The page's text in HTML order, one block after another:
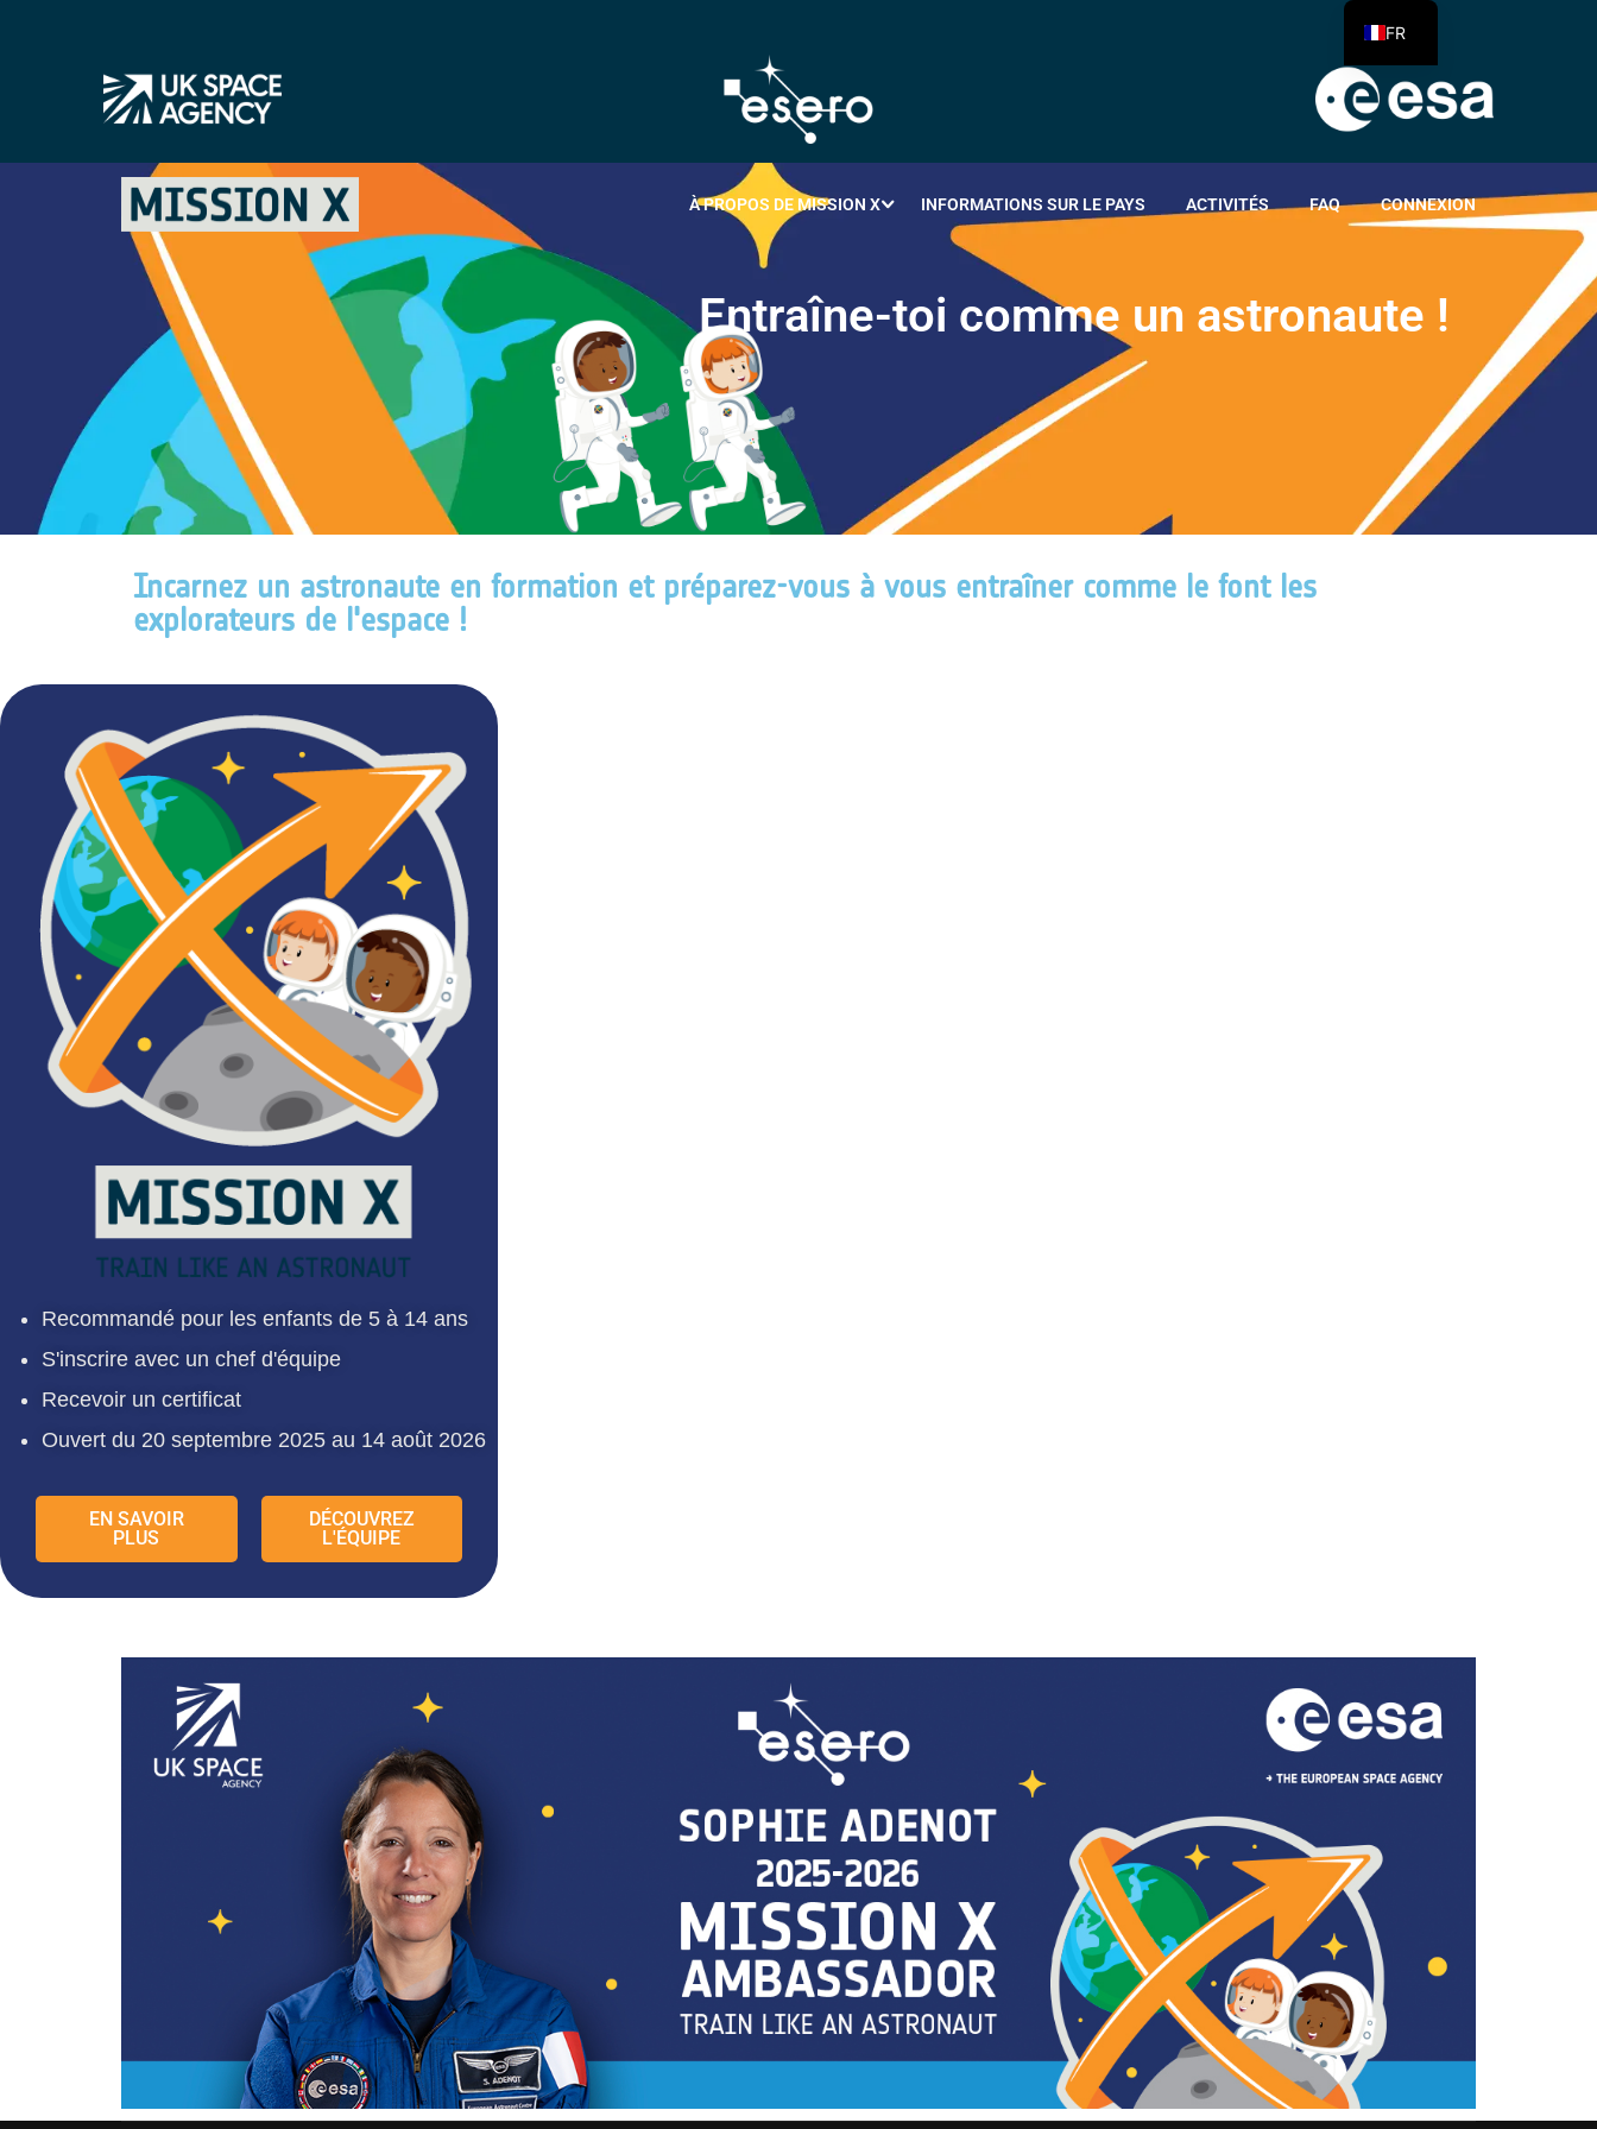
À PROPOS DE MISSION X INFORMATIONS SUR LE PAYS ACTIVITÉS FAQ CONNEXION
Entraîne-toi comme un astronaute !
Incarnez un astronaute en formation et préparez-vous à vous entraîner comme le font les
explorateurs de l'espace !
Recommandé pour les enfants de 5 à 14 ans
S'inscrire avec un chef d'équipe
Recevoir un certificat
Ouvert du 20 septembre 2025 au 14 août 2026
EN SAVOIR
PLUS
DÉCOUVREZ
L'ÉQUIPE
FR